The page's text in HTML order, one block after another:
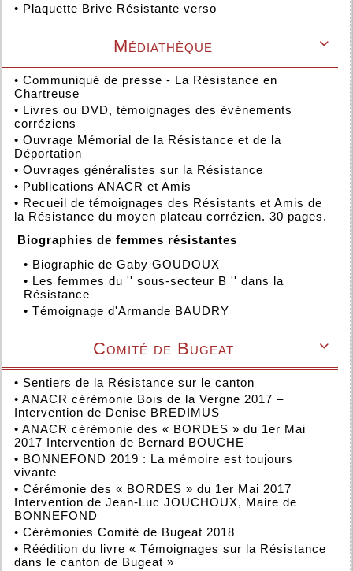
• Plaquette Brive Résistante verso

Médiathèque
• Communiqué de presse - La Résistance en
Chartreuse
• Livres ou DVD, témoignages des événements
corréziens
• Ouvrage Mémorial de la Résistance et de la
Déportation
• Ouvrages généralistes sur la Résistance
• Publications ANACR et Amis
• Recueil de témoignages des Résistants et Amis de
la Résistance du moyen plateau corrézien. 30 pages.
Biographies de femmes résistantes
• Biographie de Gaby GOUDOUX
• Les femmes du '' sous-secteur B '' dans la
Résistance
• Témoignage d'Armande BAUDRY

Comité de Bugeat
• Sentiers de la Résistance sur le canton
• ANACR cérémonie Bois de la Vergne 2017 –
Intervention de Denise BREDIMUS
• ANACR cérémonie des « BORDES » du 1er Mai
2017 Intervention de Bernard BOUCHE
• BONNEFOND 2019 : La mémoire est toujours
vivante
• Cérémonie des « BORDES » du 1er Mai 2017
Intervention de Jean-Luc JOUCHOUX, Maire de
BONNEFOND
• Cérémonies Comité de Bugeat 2018
• Réédition du livre « Témoignages sur la Résistance
dans le canton de Bugeat »